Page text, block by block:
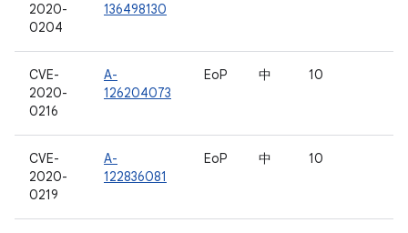
2020-
0204
136498130
CVE-
2020-
0216
A-
126204073
EoP 中 10
CVE-
2020-
0219
A-
122836081
EoP 中 10